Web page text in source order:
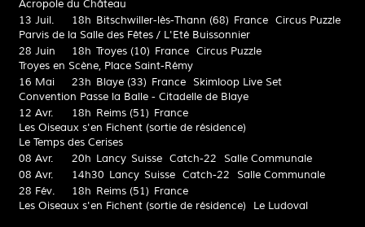
Acropole du Château
13 Juil.
18h Bitschwiller-lès-Thann (68) France Circus Puzzle
Parvis de la Salle des Fêtes / L'Eté Buissonnier
28 Juin
18h Troyes (10) France Circus Puzzle
Troyes en Scène, Place Saint-Rémy
16 Mai
23h Blaye (33) France
Skimloop Live Set
Convention Passe la Balle - Citadelle de Blaye
12 Avr.
18h Reims (51) France
Les Oiseaux s'en Fichent (sortie de résidence)
Le Temps des Cerises
08 Avr.
20h Lancy Suisse Catch-22
Salle Communale
08 Avr.
14h30 Lancy Suisse Catch-22
Salle Communale
28 Fév.
18h Reims (51) France
Les Oiseaux s'en Fichent (sortie de résidence)
Le Ludoval